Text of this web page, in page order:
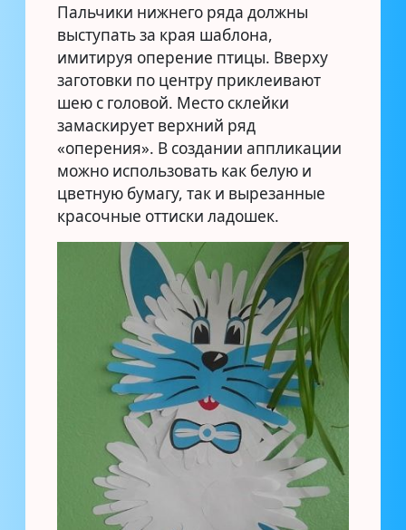
Пальчики нижнего ряда должны
выступать за края шаблона,
имитируя оперение птицы. Вверху
заготовки по центру приклеивают
шею с головой. Место склейки
замаскирует верхний ряд
«оперения». В создании аппликации
можно использовать как белую и
цветную бумагу, так и вырезанные
красочные оттиски ладошек.